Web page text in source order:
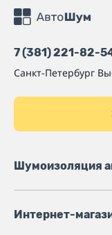
7 (381) 221-82-
Санкт-Петербург
Шумоизоляция
Интернет-